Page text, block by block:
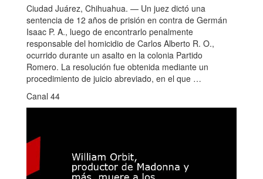
Ciudad Juárez, Chihuahua. — Un juez dictó una
sentencia de 12 años de prisión en contra de Germán
Isaac P. A., luego de encontrarlo penalmente
responsable del homicidio de Carlos Alberto R. O.,
ocurrido durante un asalto en la colonia Partido
Romero. La resolución fue obtenida mediante un
procedimiento de juicio abreviado, en el que …
Canal 44